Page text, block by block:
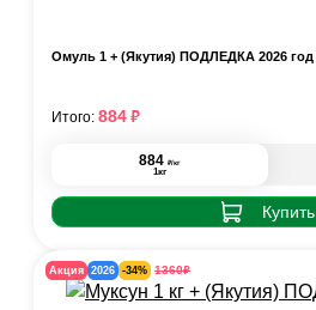
Омуль 1 + (Якутия) ПОДЛЁДКА 2026 год
884 ₽/кг
1кг
Купить
Итого: 884₽
Акция 2026 -34% 1360₽